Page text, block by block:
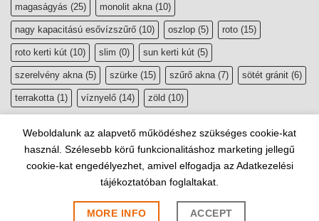
magaságyás (25) monolit akna (10)
nagy kapacitású esővízszűrő (10) oszlop (5) roto (15)
roto kerti kút (10) slim (0) sun kerti kút (5)
szerelvény akna (5) szürke (15) szűrő akna (7) sötét gránit (6)
terrakotta (1) víznyelő (14) zöld (10)
Copyright 2026 ©esővízgyűjtő, szikkasztó webáruház
Website byLindividu Webdesign
Weboldalunk az alapvető működéshez szükséges cookie-kat
használ. Szélesebb körű funkcionalitáshoz marketing jellegű
cookie-kat engedélyezhet, amivel elfogadja az Adatkezelési
tájékoztatóban foglaltakat.
MORE INFO ACCEPT